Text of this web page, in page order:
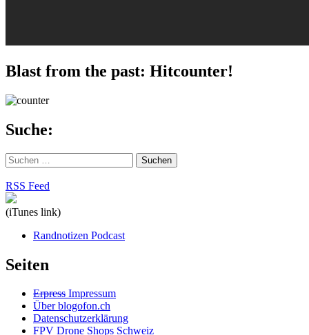
Blast from the past: Hitcounter!
Suche:
Suchen
nach:
RSS Feed
(iTunes link)
Randnotizen Podcast
Seiten
Erpress Impressum
Über blogofon.ch
Datenschutzerklärung
FPV Drone Shops Schweiz